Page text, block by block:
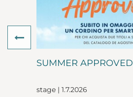
SUMMER APPROVED
stage | 1.7.2026
Previous